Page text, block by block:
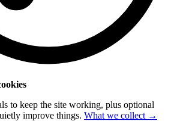
to keep the site working, plus optional
improve things. What we collect →